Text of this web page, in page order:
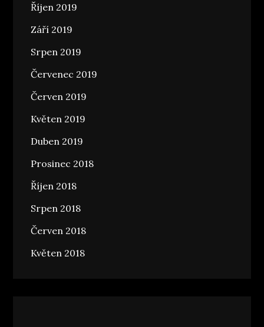
Říjen 2019
Září 2019
Srpen 2019
Červenec 2019
Červen 2019
Květen 2019
Duben 2019
Prosinec 2018
Říjen 2018
Srpen 2018
Červen 2018
Květen 2018